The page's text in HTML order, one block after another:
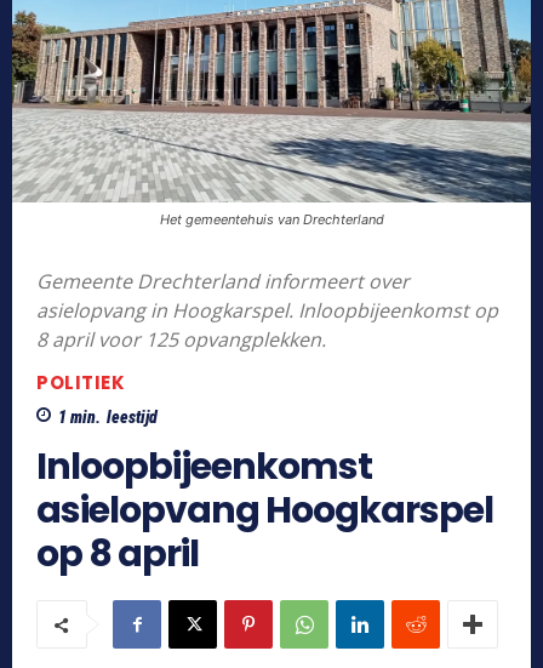
Het gemeentehuis van Drechterland
Gemeente Drechterland informeert over
asielopvang in Hoogkarspel. Inloopbijeenkomst op
8 april voor 125 opvangplekken.
POLITIEK
1 min. leestijd
Inloopbijeenkomst
asielopvang Hoogkarspel
op 8 april